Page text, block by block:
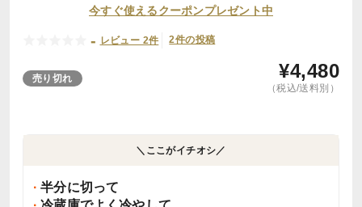
今すぐ使えるクーポンプレゼント中
- レビュー 2件 2件の投稿
売り切れ ¥4,480
（税込/送料別）
＼ここがイチオシ／
半分に切って